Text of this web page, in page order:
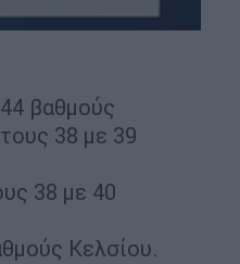
βαθμούς
38 με 39
38 με 40
Κελσίου.